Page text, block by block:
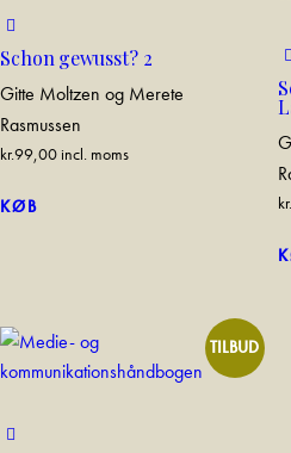
Schon gewusst? 2
Gitte Moltzen og Merete
Rasmussen
kr.99,00incl. moms
KØB kr.
TILBUD